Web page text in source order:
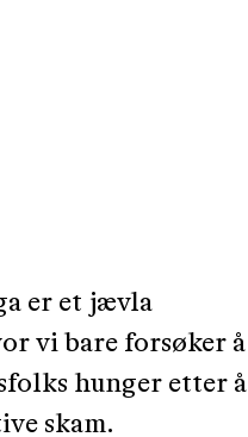
er et jævla
vi bare forsøker å
hunger etter å
skam.